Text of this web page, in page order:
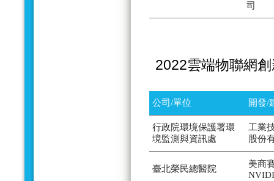
司
2022雲端物聯網
公司/單位 開發/
行政院環境保護署環
境監測與資訊處
工業
股份
臺北榮民總醫院
美商